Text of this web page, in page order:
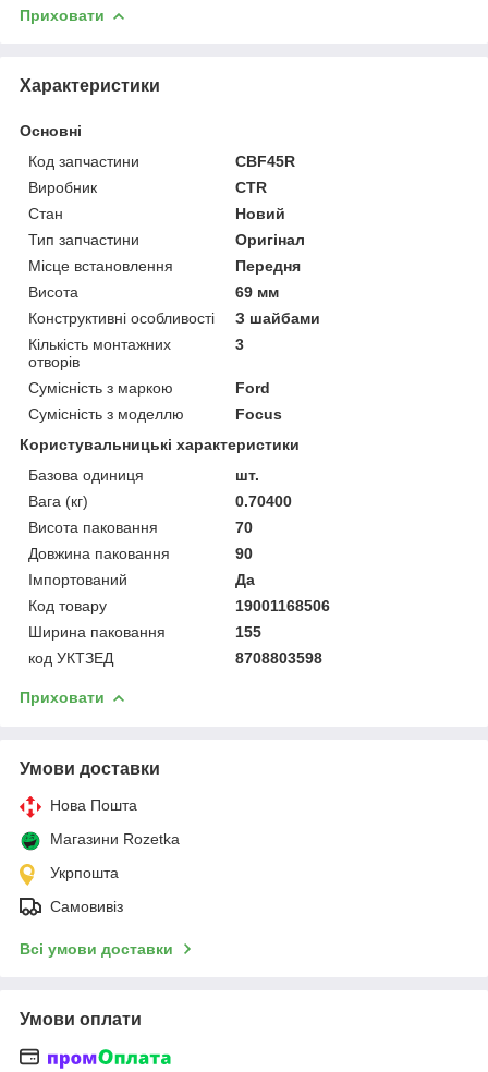
Приховати
Характеристики
Основні
Код запчастини
CBF45R
Виробник
CTR
Стан
Новий
Тип запчастини
Оригінал
Місце встановлення
Передня
Висота
69 мм
Конструктивні особливості
З шайбами
Кількість монтажних
отворів
3
Сумісність з маркою
Ford
Сумісність з моделлю
Focus
Користувальницькі характеристики
Базова одиниця
шт.
Вага (кг)
0.70400
Висота паковання
70
Довжина паковання
90
Імпортований
Да
Код товару
19001168506
Ширина паковання
155
код УКТЗЕД
8708803598
Приховати
Умови доставки
Нова Пошта
Магазини Rozetka
Укрпошта
Самовивіз
Всі умови доставки
Умови оплати